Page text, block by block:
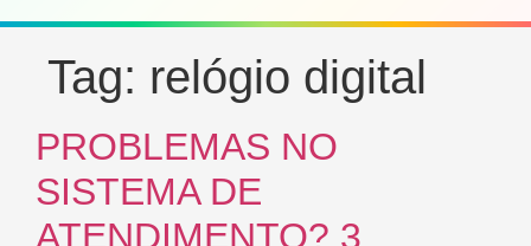
Tag: relógio digital
PROBLEMAS NO
SISTEMA DE
ATENDIMENTO? 3